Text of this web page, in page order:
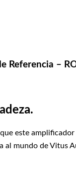
Referencia –
este
mundo de Vitus